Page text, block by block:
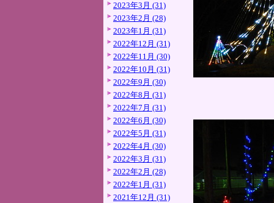
2023年3月 (31)
2023年2月 (28)
2023年1月 (31)
2022年12月 (31)
2022年11月 (30)
2022年10月 (31)
2022年9月 (30)
2022年8月 (31)
2022年7月 (31)
2022年6月 (30)
2022年5月 (31)
2022年4月 (30)
2022年3月 (31)
2022年2月 (28)
2022年1月 (31)
2021年12月 (31)